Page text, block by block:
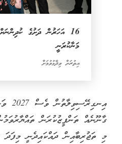
16 އަހަރުން ދަށުގެ
މަނާކުރަނީ
އިތުރަށް ވިދާޅުވުމަށް
ގާނޫނެއް ތަންފީޒުކުރަން
މި ތަޖުރިބާއިން ދައްކައިދެނީ